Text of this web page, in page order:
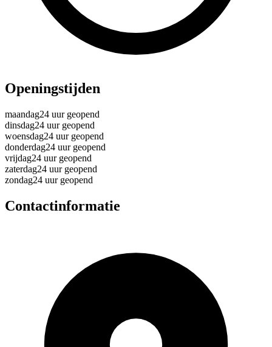
Openingstijden
maandag24 uur geopend
dinsdag24 uur geopend
woensdag24 uur geopend
donderdag24 uur geopend
vrijdag24 uur geopend
zaterdag24 uur geopend
zondag24 uur geopend
Contactinformatie